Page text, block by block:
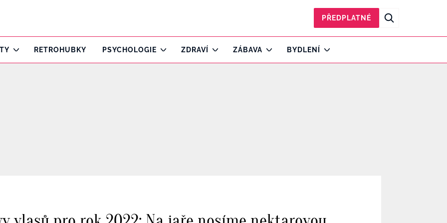
PŘEDPLATNÉ
RETROHUBKY PSYCHOLOGIE ZDRAVÍ ZÁBAVA BYDLENÍ